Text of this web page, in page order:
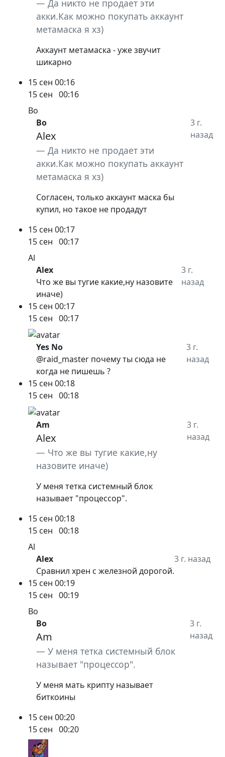
Да никто не продает эти
акки.Как можно покупать аккаунт
метамаска я хз)
Аккаунт метамаска - уже звучит
шикарно
15 сен 00:16
15 сен 00:16
Bo
Bo
Alex
Да никто не продает эти
акки.Как можно покупать аккаунт
метамаска я хз)
Согласен, только аккаунт маска бы
купил, но такое не продадут
3 г.
назад
15 сен 00:17
15 сен 00:17
Al
Alex
Что же вы тугие какие,ну назовите
иначе)
3 г.
назад
15 сен 00:17
15 сен 00:17
Yes No
@raid_master почему ты сюда не
когда не пишешь ?
3 г.
назад
15 сен 00:18
15 сен 00:18
Am
Alex
Что же вы тугие какие,ну
назовите иначе)
У меня тетка системный блок
называет "процессор".
3 г.
назад
15 сен 00:18
15 сен 00:18
Al
Alex
Сравнил хрен с железной дорогой.
3 г. назад
15 сен 00:19
15 сен 00:19
Bo
Bo
Am
У меня тетка системный блок
называет "процессор".
У меня мать крипту называет
биткоины
3 г.
назад
15 сен 00:20
15 сен 00:20